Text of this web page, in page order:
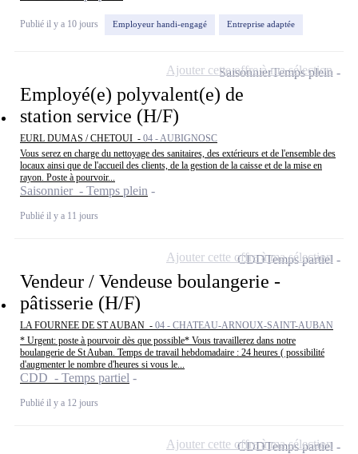
Publié il y a 10 jours Employeur handi-engagé Entreprise adaptée
Employé(e) polyvalent(e) de
station service (H/F)
EURL DUMAS / CHETOUI - 04 - AUBIGNOSC
Vous serez en charge du nettoyage des sanitaires, des extérieurs et de l'ensemble des
locaux ainsi que de l'accueil des clients, de la gestion de la caisse et de la mise en
rayon. Poste à pourvoir...
Saisonnier - Temps plein
Publié il y a 11 jours
SaisonnierTemps plein
Ajouter cette offre à ma sélection
Vendeur / Vendeuse boulangerie -
pâtisserie (H/F)
LA FOURNEE DE ST AUBAN - 04 - CHATEAU-ARNOUX-SAINT-AUBAN
* Urgent: poste à pourvoir dès que possible* Vous travaillerez dans notre
boulangerie de St Auban. Temps de travail hebdomadaire : 24 heures ( possibilité
d'augmenter le nombre d'heures si vous le...
CDD - Temps partiel
Publié il y a 12 jours
CDDTemps partiel
Ajouter cette offre à ma sélection
CDDTemps partiel
Ajouter cette offre à ma sélection